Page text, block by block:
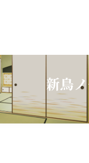
新鳥